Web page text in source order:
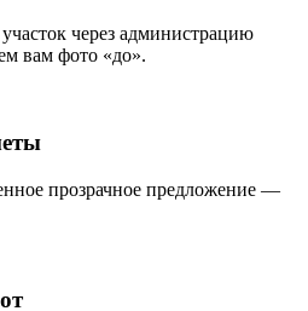
через администрацию
вам фото «до».
прозрачное предложение —